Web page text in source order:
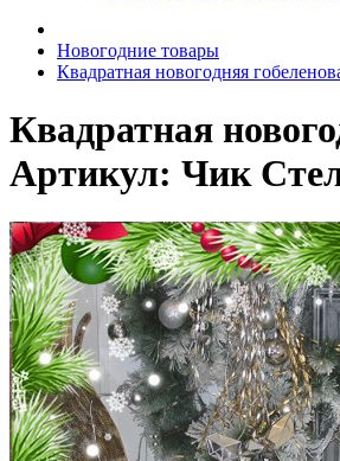
Новогодние товары
Квадратная новогодняя
Квадратная
Артикул: Чик